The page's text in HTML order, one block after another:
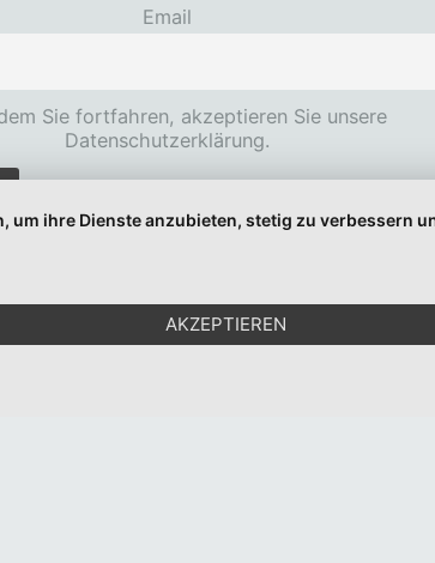
Email
Sie fortfahren, akzeptieren Sie unsere
Datenschutzerklärung.
ihre Dienste anzubieten, stetig zu verbessern
AKZEPTIEREN